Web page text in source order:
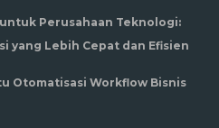
Perusahaan Teknologi:
yang Lebih Cepat dan Efisien
Otomatisasi Workflow Bisnis